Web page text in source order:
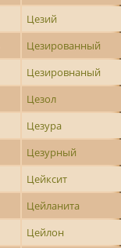
Цезий
Цезированный
Цезировнаный
Цезол
Цезура
Цезурный
Цейксит
Цейланита
Цейлон